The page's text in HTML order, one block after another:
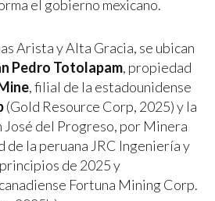
el gobierno mexicano.
Arista y Alta Gracia, se ubican
Pedro Totolapam, propiedad
, filial de la estadounidense
(Gold Resource Corp, 2025) y la
José del Progreso, por Minera
de la peruana JRC Ingeniería y
de 2025 y
Fortuna Mining Corp.